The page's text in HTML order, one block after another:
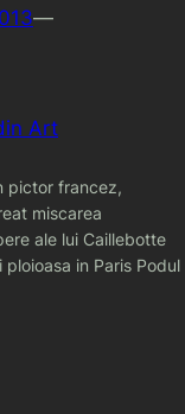
—
Art
pictor francez,
miscarea
ale lui Caillebotte
in Paris Podul